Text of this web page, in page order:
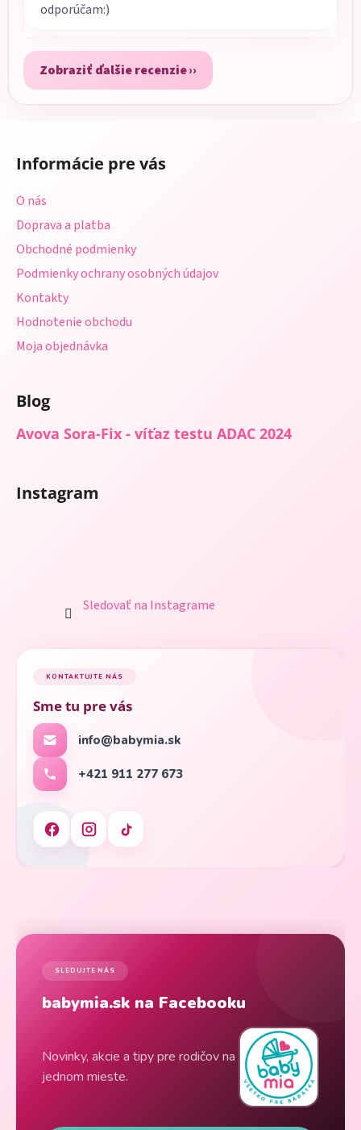
odporúčam:)
Zobraziť ďalšie recenzie
Informácie pre vás
O nás
Doprava a platba
Obchodné podmienky
Podmienky ochrany osobných údajov
Kontakty
Hodnotenie obchodu
Moja objednávka
Blog
Avova Sora-Fix - víťaz testu ADAC 2024
Instagram
Sledovať na Instagrame
KONTAKTUJTE NÁS
Sme tu pre vás
info@babymia.sk
+421 911 277 673
SLEDUJTE NÁS
babymia.sk na Facebooku
Novinky, akcie a tipy pre rodičov na
jednom mieste.